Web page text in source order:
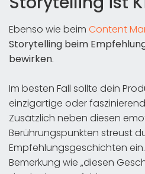
Ebenso wie beim Content
Storytelling beim
bewirken.
Im besten Fall sollte dein
einzigartige oder
Zusätzlich neben diesen
Berührungspunkten streust
Empfehlungsgeschichten
Bemerkung wie „diesen